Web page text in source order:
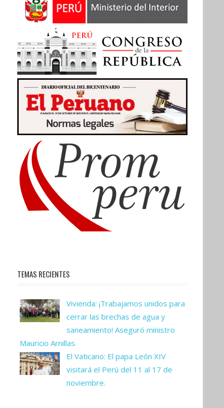
TEMAS RECIENTES
Vivienda: ¡Trabajamos unidos para
cerrar las brechas de agua y
saneamiento! Aseguró ministro
Mauricio Arnillas.
El Vaticano: El papa León XIV
visitará el Perú del 11 al 17 de
noviembre.